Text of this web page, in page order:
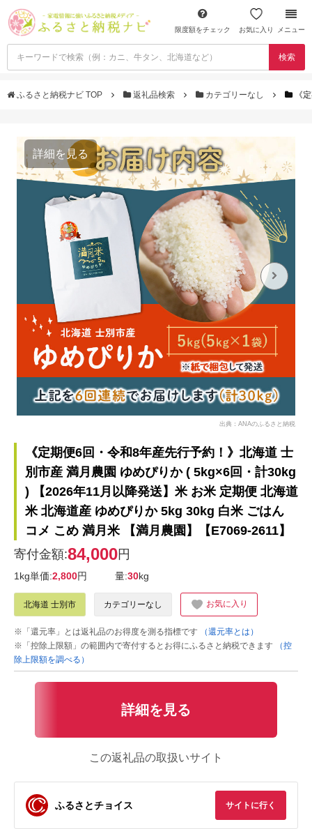
限度額をチェック お気に入り メニュー
検索
ふるさと納税ナビ TOP 返礼品検索 カテゴリーなし 《
詳細を見る
出典：ANAのふるさと納税
《定期便6回・令和8年産先行予約！》北海道 士
別市産 満月農園 ゆめぴりか ( 5kg×6回・計30kg
) 【2026年11月以降発送】米 お米 定期便 北海道
米 北海道産 ゆめぴりか 5kg 30kg 白米 ごはん
コメ こめ 満月米 【満月農園】【E7069-2611】
寄付金額:84,000円
1kg単価:2,800円 量:30kg
北海道 士別市 カテゴリーなし お気に入り
※「還元率」とは返礼品のお得度を測る指標です
（還元率とは）
※「控除上限額」の範囲内で寄付するとお得にふるさと納税できます
（控
除上限額を調べる）
詳細を見る
この返礼品の取扱いサイト
ふるさとチョイス サイトに行く